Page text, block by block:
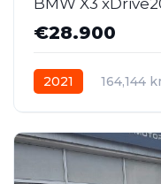
€28.900
2021 164,144